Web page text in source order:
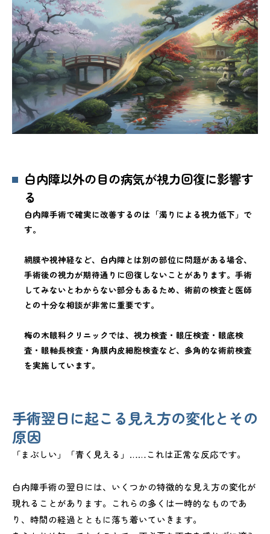
白内障以外の目の病気が視力回復に影響す
る
白内障手術で確実に改善するのは「濁りによる視力低下」で
す。
網膜や視神経など、白内障とは別の部位に問題がある場合、
手術後の視力が期待通りに回復しないことがあります。手術
してみないとわからない部分もあるため、術前の検査と医師
との十分な相談が非常に重要です。
梅の木眼科クリニックでは、視力検査・眼圧検査・眼底検
査・眼軸長検査・角膜内皮細胞検査など、多角的な術前検査
を実施しています。
手術翌日に起こる見え方の変化とその
原因
「まぶしい」「青く見える」……これは正常な反応です。
白内障手術の翌日には、いくつかの特徴的な見え方の変化が
現れることがあります。これらの多くは一時的なものであ
り、時間の経過とともに落ち着いていきます。